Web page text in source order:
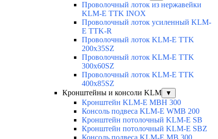
Проволочный лоток из нержавейки
KLM-E TTK INOX
Проволочный лоток усиленный KLM-
E TTK-R
Проволочный лоток KLM-E TTK
200x35SZ
Проволочный лоток KLM-E TTK
300x60SZ
Проволочный лоток KLM-E TTK
400x85SZ
Кронштейны и консоли KLM
▼
Кронштейн KLM-E MBH 300
Консоль подвеса KLM-E WMB 200
Кронштейн потолочный KLM-E SB
Кронштейн потолочный KLM-E SBZ